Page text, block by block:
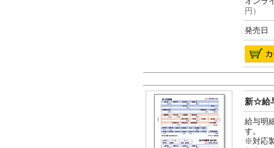
円）
発売日
新☆給
給与明
す。
※対応